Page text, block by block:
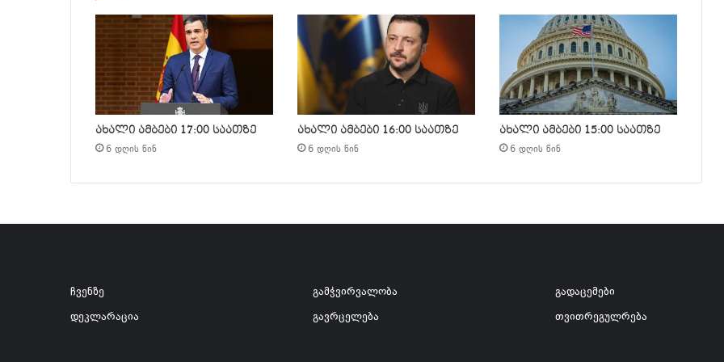
ახალი ამბები 17:00 საათზე
6 დღის წინ
ახალი ამბები 16:00 საათზე
6 დღის წინ
ახალი ამბები 15:00 საათზე
6 დღის წინ
ჩვენზე
დეკლარაცია
გამჭვირვალობა
გავრცელება
გადაცემები
თვითრეგულრება